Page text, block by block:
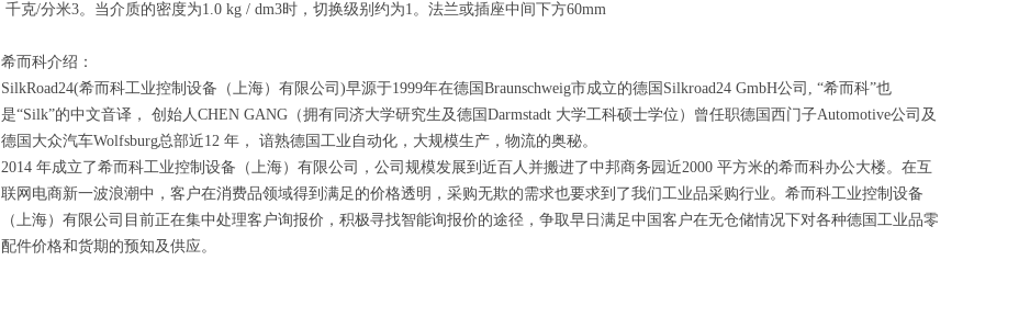
千克/分米3。当介质的密度为1.0 kg / dm3时，切换级别约为1。法兰或插座中间下方60mm
希而科介绍：
SilkRoad24(希而科工业控制设备（上海）有限公司)早源于1999年在德国Braunschweig市成立的德国Silkroad24 GmbH公司, “希而科”也
是“Silk”的中文音译， 创始人CHEN GANG（拥有同济大学研究生及德国Darmstadt 大学工科硕士学位）曾任职德国西门子Automotive公司及
德国大众汽车Wolfsburg总部近12 年， 谙熟德国工业自动化，大规模生产，物流的奥秘。
2014 年成立了希而科工业控制设备（上海）有限公司，公司规模发展到近百人并搬进了中邦商务园近2000 平方米的希而科办公大楼。在互
联网电商新一波浪潮中，客户在消费品领域得到满足的价格透明，采购无欺的需求也要求到了我们工业品采购行业。希而科工业控制设备
（上海）有限公司目前正在集中处理客户询报价，积极寻找智能询报价的途径，争取早日满足中国客户在无仓储情况下对各种德国工业品零
配件价格和货期的预知及供应。